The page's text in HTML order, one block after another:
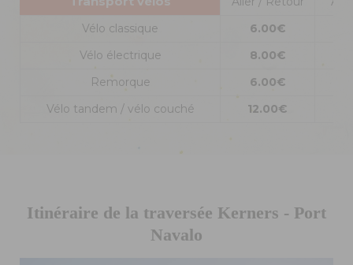
Vélo classique
6.00€
Vélo électrique
8.00€
Remorque
6.00€
Vélo tandem / vélo couché
12.00€
Itinéraire de la traversée Kerners - Port
Navalo